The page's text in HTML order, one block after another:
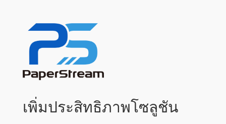
เพิ่มประสิทธิภาพโซลูชัน